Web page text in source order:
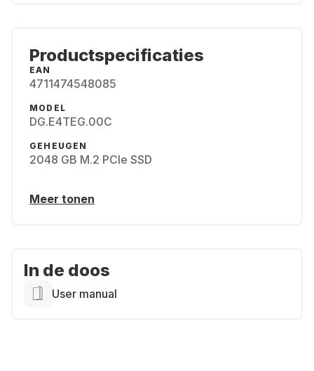
Productspecificaties
EAN
4711474548085
MODEL
DG.E4TEG.00C
GEHEUGEN
2048 GB M.2 PCIe SSD
Meer tonen
In de doos
User manual